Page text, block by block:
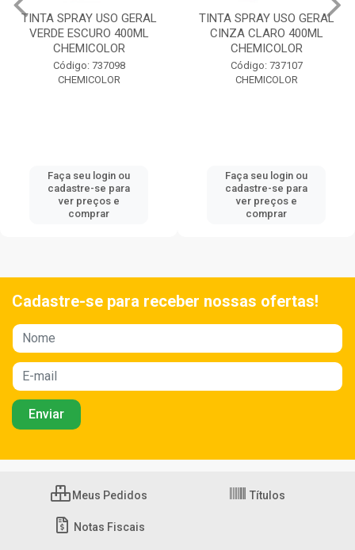
TINTA SPRAY USO GERAL
VERDE ESCURO 400ML
CHEMICOLOR
Código: 737098
CHEMICOLOR
Faça seu login ou
cadastre-se para
ver preços e
comprar
TINTA SPRAY USO GERAL
CINZA CLARO 400ML
CHEMICOLOR
Código: 737107
CHEMICOLOR
Faça seu login ou
cadastre-se para
ver preços e
comprar
Cadastre-se para receber nossas ofertas!
Meus Pedidos Títulos
Notas Fiscais